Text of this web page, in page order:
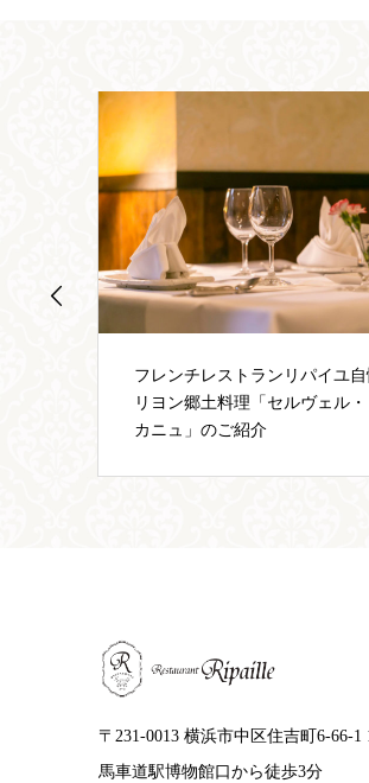
クリスマスコースの予約を開
した
〒231-0013 横浜市中区住吉町6-66-1
馬車道駅博物館口から徒歩3分